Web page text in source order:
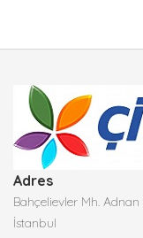
Adres
Bahçelievler Mh. Adnan
İstanbul